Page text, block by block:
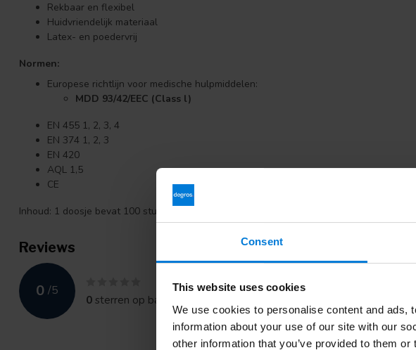
Consent
This website uses cookies
We use cookies to personalise content and ads,
information about your use of our site with our
other information that you’ve provided to them
Rekbaar en flexibel
Huidvriendelijk materiaal
Latex- en poedervrij
Normen:
Europese richtlijn voor medische hulpmiddelen:
MDD 93/42/EEC (Class l)
EN 455 1, 2, 3, 4
EN 374 1, 2, 3
EN 420
AQL 1,5
CE
Inhoud: 1 doosje bevat 100 stuks handschoenen.
Reviews
0 /5
0sterren op basis van